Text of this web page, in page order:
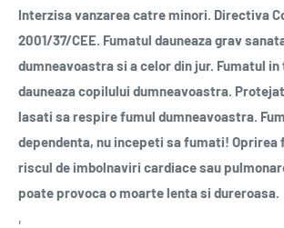
Interzisa vanzarea catre minori. Directiva
2001/37/CEE. Fumatul dauneaza grav
dumneavoastra si a celor din jur. Fumatul
dauneaza copilului dumneavoastra.
lasati sa respire fumul dumneavoastra.
dependenta, nu incepeti sa fumati! Oprirea
riscul de imbolnaviri cardiace sau
poate provoca o moarte lenta si dureroasa.
‚